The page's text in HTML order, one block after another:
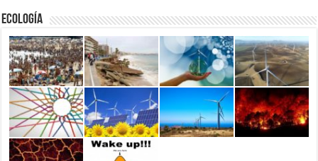
Ecología